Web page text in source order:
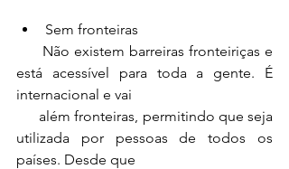
Sem fronteiras
está acessível para toda a gente. É
internacional e vai
utilizada por pessoas de todos os
países. Desde que